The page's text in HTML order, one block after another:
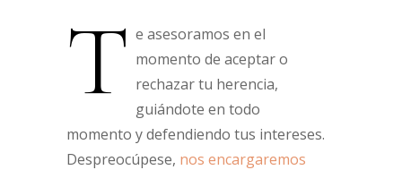
T e asesoramos en el
momento de aceptar o
rechazar tu herencia,
guiándote en todo
momento y defendiendo tus intereses.
Despreocúpese, nos encargaremos